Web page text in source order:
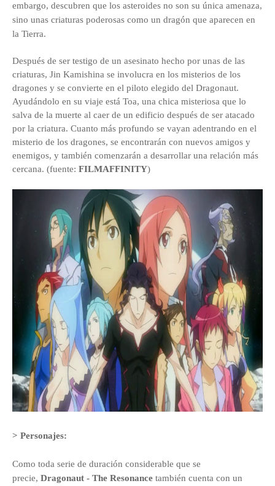
embargo, descubren que los asteroides no son su única amenaza,
sino unas criaturas poderosas como un dragón que aparecen en
la Tierra.
Después de ser testigo de un asesinato hecho por unas de las
criaturas, Jin Kamishina se involucra en los misterios de los
dragones y se convierte en el piloto elegido del Dragonaut.
Ayudándolo en su viaje está Toa, una chica misteriosa que lo
salva de la muerte al caer de un edificio después de ser atacado
por la criatura. Cuanto más profundo se vayan adentrando en el
misterio de los dragones, se encontrarán con nuevos amigos y
enemigos, y también comenzarán a desarrollar una relación más
cercana. (fuente: FILMAFFINITY)
> Personajes:
Como toda serie de duración considerable que se
precie, Dragonaut - The Resonance también cuenta con un